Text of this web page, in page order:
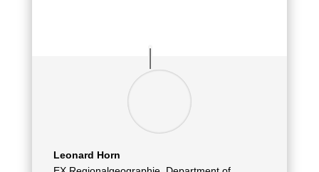
Leonard Horn